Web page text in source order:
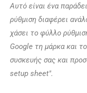
Αυτό είναι ένα
ρύθμιση διαφέρει
χάσει το φύλλο
Google τη μάρκα και
συσκευής σας και
setup sheet".